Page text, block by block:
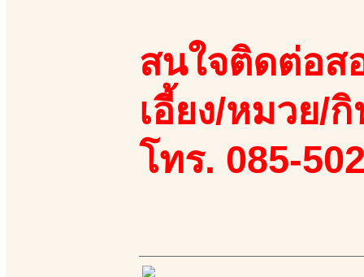
สนใจติดต่อส
เอี้ยง/หมวย/
โทร. 085-